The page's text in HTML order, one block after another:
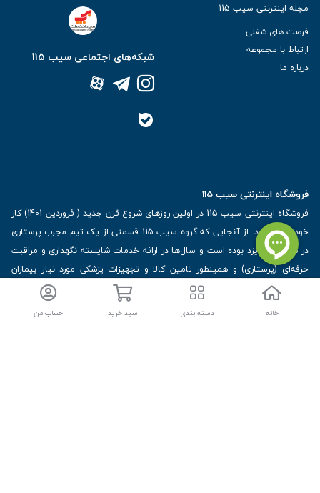
مجله اینترنتی سیب 115
فرصت های شغلی
ارتباط با مجموعه
درباره ما
شبکه‌های اجتماعی سیب 115
فروشگاه اینترنتی سیب 115
فروشگاه اینترنتی سیب 115 در اولین روزهای شروع قرن جدید ( فروردین 1401) کار
خود را آغاز کرد. از آنجایی که گروه سیب 115 قسمتی از یک تیم مجرب پرستاری
در شهرجهانی یزد بوده است و سال‌ها در ارائه خدمات شایسته نگهداری و مراقبت
حرفه‌ای (پرستاری) و همینطور تامین کالا و تجهیزات پزشکی مورد نیاز بیماران
تحت پوشش خود خدمت‌رسانی کرده است با ویژگی‌های کالا و تجهیزات پزشکی و
برترین برندهای موجود در بازار اطلاعات بسیار ارزشمندی را دارا می‌باشد
مشاهده بیشتر
خانه دسته بندی سبد خرید حساب من